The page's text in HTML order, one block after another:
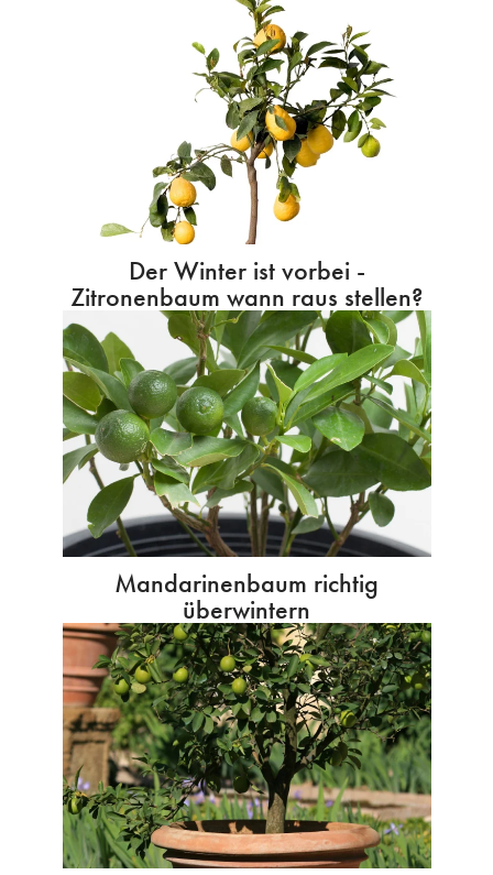
Der Winter ist vorbei -
Zitronenbaum wann raus stellen?
Mandarinenbaum richtig
überwintern